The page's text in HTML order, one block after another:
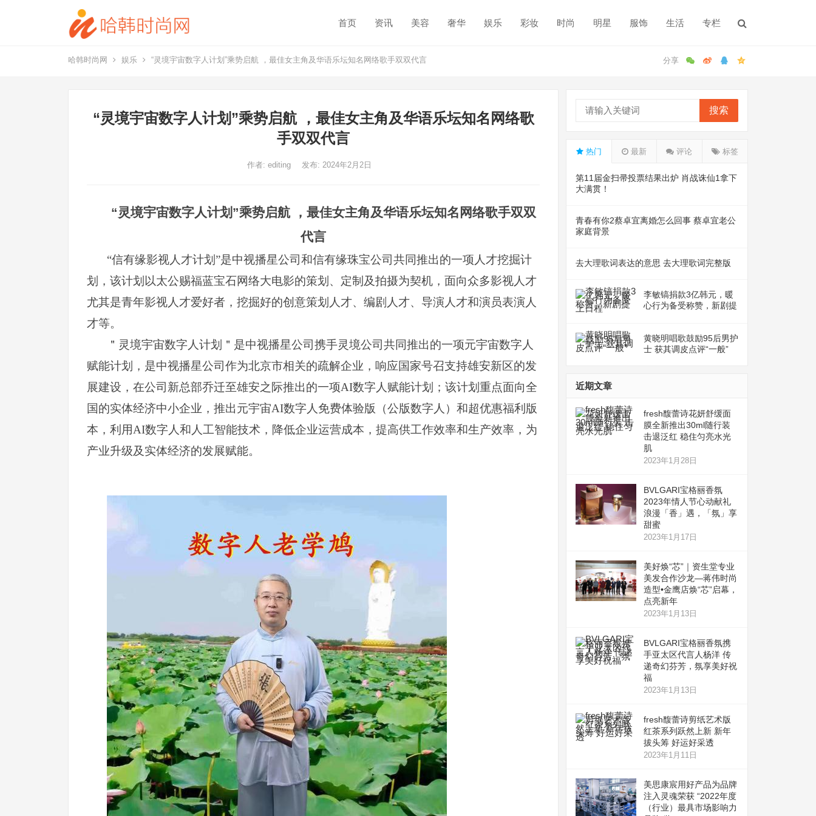
首页 资讯 美容 奢华 娱乐 彩妆 时尚 明星 服饰 生活 专栏
哈韩时尚网 娱乐 “灵境宇宙数字人计划”乘势启航 ，最佳女主角及华语乐坛知名网络歌手双双代言
“灵境宇宙数字人计划”乘势启航 ，最佳女主角及华语乐坛知名网络歌
手双双代言
作者: editing 发布: 2024年2月2日
“灵境宇宙数字人计划”乘势启航 ，最佳女主角及华语乐坛知名网络歌手双双
代言
“信有缘影视人才计划”是中视播星公司和信有缘珠宝公司共同推出的一项人才挖掘计
划，该计划以太公赐福蓝宝石网络大电影的策划、定制及拍摄为契机，面向众多影视人才
尤其是青年影视人才爱好者，挖掘好的创意策划人才、编剧人才、导演人才和演员表演人
才等。
＂灵境宇宙数字人计划＂ 是中视播星公司携手灵境公司共同推出的一项元宇宙数字人
赋能计划，是中视播星公司作为北京市相关的疏解企业，响应国家号召支持雄安新区的发
展建设，在公司新总部乔迁至雄安之际推出的一项AI数字人赋能计划；该计划重点面向全
国的实体经济中小企业，推出元宇宙AI数字人免费体验版（公版数字人）和超优惠福利版
本 ，利用AI数字人和人工智能技术，降低企业运营成本，提高供工作效率和生产效率，为
产业升级及实体经济的发展赋能。
搜索
热门 最新 评论 标签
第11届金扫帚投票结果出炉 肖战诛仙1拿下
大满贯！
青春有你2蔡卓宜离婚怎么回事 蔡卓宜老公
家庭背景
去大理歌词表达的意思 去大理歌词完整版
李敏镐捐款3亿韩元，暖
心行为备受称赞，新剧提
黄晓明唱歌鼓励95后男护
士 获其调皮点评“一般”
近期文章
fresh馥蕾诗花妍舒缓面
膜全新推出30ml随行装
击退泛红 稳住匀亮水光
肌
2023年1月28日
BVLGARI宝格丽香氛
2023年情人节心动献礼
浪漫「香」遇，「氛」享
甜蜜
2023年1月17日
美好焕“芯”｜资生堂专业
美发合作沙龙—蒋伟时尚
造型•金鹰店焕“芯”启幕，
点亮新年
2023年1月13日
BVLGARI宝格丽香氛携
手亚太区代言人杨洋 传
递奇幻芬芳，氛享美好祝
福
2023年1月13日
fresh馥蕾诗剪纸艺术版
红茶系列跃然上新 新年
拔头筹 好运好采透
2023年1月11日
美思康宸用好产品为品牌
注入灵魂荣获 “2022年度
（行业）最具市场影响力